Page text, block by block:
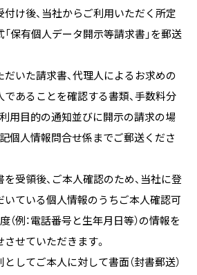
け後、当社からご利用いただく所定
保有個人データ開示等請求書」を郵送
いた請求書、代理人によるお求めの
であることを確認する書類、手数料分
利用目的の通知並びに開示の請求の場
個人情報問合せ係までご郵送くださ
受領後、ご本人確認のため、当社に登
いている個人情報のうちご本人確認可
（例：電話番号と生年月日等）の情報を
せていただきます。
してご本人に対して書面（封書郵送）